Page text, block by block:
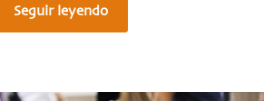
Seguir leyendo